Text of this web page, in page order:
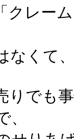
ーム
なくて
りでも